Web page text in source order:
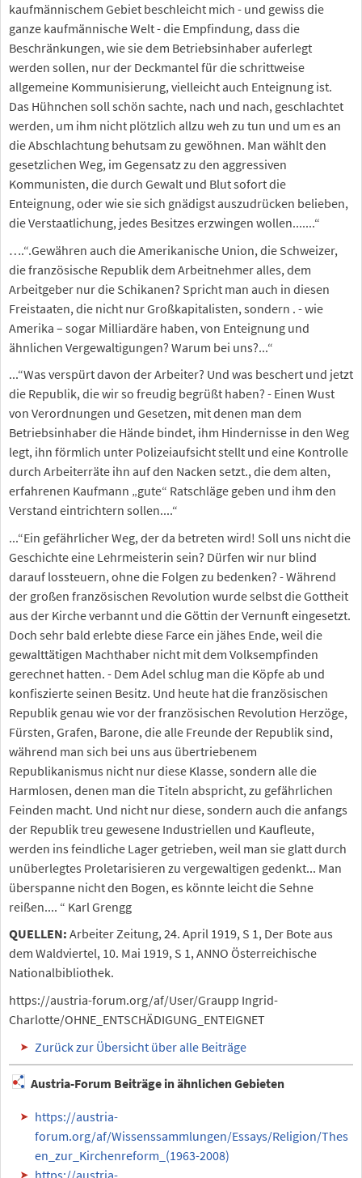
kaufmännischem Gebiet beschleicht mich - und gewiss die
ganze kaufmännische Welt - die Empfindung, dass die
Beschränkungen, wie sie dem Betriebsinhaber auferlegt
werden sollen, nur der Deckmantel für die schrittweise
allgemeine Kommunisierung, vielleicht auch Enteignung ist.
Das Hühnchen soll schön sachte, nach und nach, geschlachtet
werden, um ihm nicht plötzlich allzu weh zu tun und um es an
die Abschlachtung behutsam zu gewöhnen. Man wählt den
gesetzlichen Weg, im Gegensatz zu den aggressiven
Kommunisten, die durch Gewalt und Blut sofort die
Enteignung, oder wie sie sich gnädigst auszudrücken belieben,
die Verstaatlichung, jedes Besitzes erzwingen wollen.......“
….“.Gewähren auch die Amerikanische Union, die Schweizer,
die französische Republik dem Arbeitnehmer alles, dem
Arbeitgeber nur die Schikanen? Spricht man auch in diesen
Freistaaten, die nicht nur Großkapitalisten, sondern . - wie
Amerika – sogar Milliardäre haben, von Enteignung und
ähnlichen Vergewaltigungen? Warum bei uns?...“
...“Was verspürt davon der Arbeiter? Und was beschert und jetzt
die Republik, die wir so freudig begrüßt haben? - Einen Wust
von Verordnungen und Gesetzen, mit denen man dem
Betriebsinhaber die Hände bindet, ihm Hindernisse in den Weg
legt, ihn förmlich unter Polizeiaufsicht stellt und eine Kontrolle
durch Arbeiterräte ihn auf den Nacken setzt., die dem alten,
erfahrenen Kaufmann „gute“ Ratschläge geben und ihm den
Verstand eintrichtern sollen....“
...“Ein gefährlicher Weg, der da betreten wird! Soll uns nicht die
Geschichte eine Lehrmeisterin sein? Dürfen wir nur blind
darauf lossteuern, ohne die Folgen zu bedenken? - Während
der großen französischen Revolution wurde selbst die Gottheit
aus der Kirche verbannt und die Göttin der Vernunft eingesetzt.
Doch sehr bald erlebte diese Farce ein jähes Ende, weil die
gewalttätigen Machthaber nicht mit dem Volksempfinden
gerechnet hatten. - Dem Adel schlug man die Köpfe ab und
konfiszierte seinen Besitz. Und heute hat die französischen
Republik genau wie vor der französischen Revolution Herzöge,
Fürsten, Grafen, Barone, die alle Freunde der Republik sind,
während man sich bei uns aus übertriebenem
Republikanismus nicht nur diese Klasse, sondern alle die
Harmlosen, denen man die Titeln abspricht, zu gefährlichen
Feinden macht. Und nicht nur diese, sondern auch die anfangs
der Republik treu gewesene Industriellen und Kaufleute,
werden ins feindliche Lager getrieben, weil man sie glatt durch
unüberlegtes Proletarisieren zu vergewaltigen gedenkt... Man
überspanne nicht den Bogen, es könnte leicht die Sehne
reißen.... “ Karl Grengg
QUELLEN: Arbeiter Zeitung, 24. April 1919, S 1, Der Bote aus
dem Waldviertel, 10. Mai 1919, S 1, ANNO Österreichische
Nationalbibliothek.
https://austria-forum.org/af/User/Graupp Ingrid-
Charlotte/OHNE_ENTSCHÄDIGUNG_ENTEIGNET
Zurück zur Übersicht über alle Beiträge
Austria-Forum Beiträge in ähnlichen Gebieten
https://austria-
forum.org/af/Wissenssammlungen/Essays/Religion/Thes
en_zur_Kirchenreform_(1963-2008)